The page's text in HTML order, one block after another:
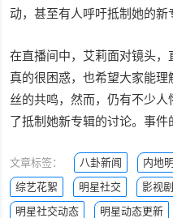
动，甚至有人呼吁抵制她的新
在直播间中，艾莉面对镜头，
真的很困惑，也希望大家能理
丝的共鸣，然而，仍有不少
了抵制她新专辑的讨论。事件
文章标签： 八卦新闻 内地
综艺花絮
明星社交 影视
明星社交动态
明星动态更新